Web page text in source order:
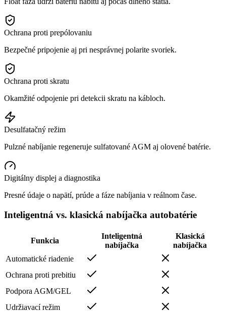
Ochrana proti prepólovaniu
Bezpečné pripojenie aj pri nesprávnej polarite svoriek.
Ochrana proti skratu
Okamžité odpojenie pri detekcii skratu na kábloch.
Desulfatačný režim
Pulzné nabíjanie regeneruje sulfatované AGM aj olovené batérie.
Digitálny displej a diagnostika
Presné údaje o napätí, prúde a fáze nabíjania v reálnom čase.
Inteligentná vs. klasická nabíjačka autobatérie
Funkcia
Inteligentná
nabíjačka
Klasická
nabíjačka
Automatické riadenie
Ochrana proti prebitiu
Podpora AGM/GEL
Udržiavací režim